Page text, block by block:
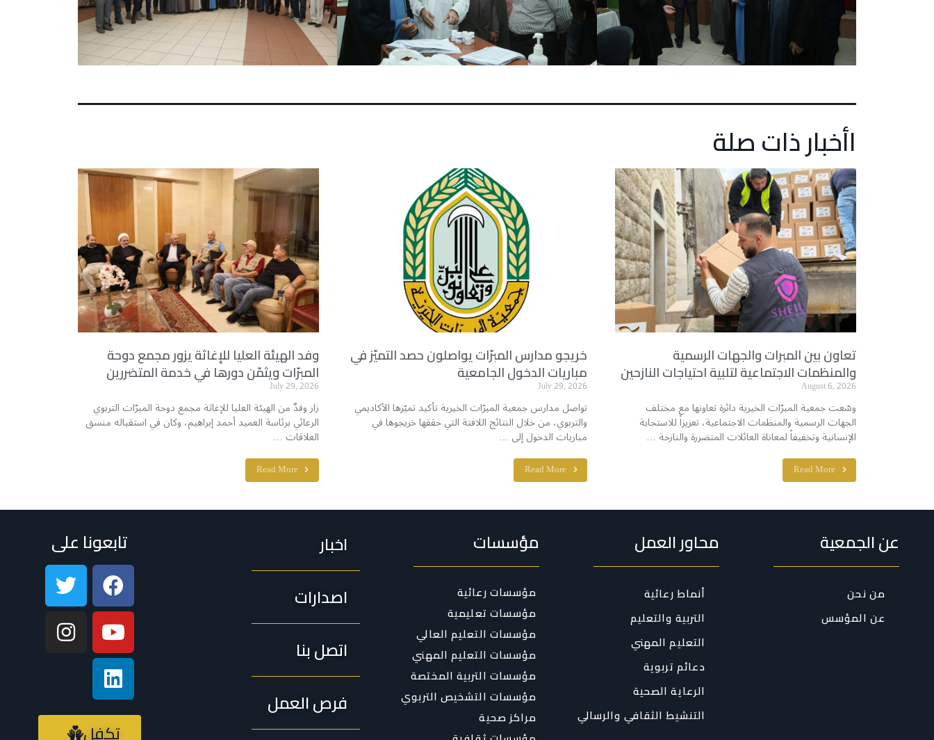
اأخبار ذات صلة
تعاون بين المبرات والجهات الرسمية
والمنظمات الاجتماعية لتلبية احتياجات النازحين
August 6, 2026
وسّعت جمعية المبرّات الخيرية دائرة تعاونها مع مختلف
الجهات الرسمية والمنظمات الاجتماعية، تعزيزاً للاستجابة
الإنسانية وتخفيفاً لمعاناة العائلات المتضررة والنازحة …
Read More
خريجو مدارس المبرّات يواصلون حصد التميّز في
مباريات الدخول الجامعية
July 29, 2026
تواصل مدارس جمعية المبرّات الخيرية تأكيد تميّزها الأكاديمي
والتربوي، من خلال النتائج اللافتة التي حققها خريجوها في
مباريات الدخول إلى …
Read More
وفد الهيئة العليا للإغاثة يزور مجمع دوحة
المبرّات ويثمّن دورها في خدمة المتضررين
July 29, 2026
زار وفدٌ من الهيئة العليا للإغاثة مجمع دوحة المبرّات التربوي
الرعائي برئاسة العميد أحمد إبراهيم، وكان في استقباله منسق
العلاقات …
Read More
عن الجمعية
من نحن
عن المؤسس
محاور العمل
أنماط رعائية
التربية والتعليم
التعليم المهني
دعائم تربوية
الرعاية الصحية
التنشيط الثقافي والرسالي
مؤسسات
مؤسسات رعائية
مؤسسات تعليمية
مؤسسات التعليم العالي
مؤسسات التعليم المهني
مؤسسات التربية المختصة
مؤسسات التشخيص التربوي
مراكز صحية
اخبار
اصدارات
اتصل بنا
فرص العمل
تابعونا على
تكفل